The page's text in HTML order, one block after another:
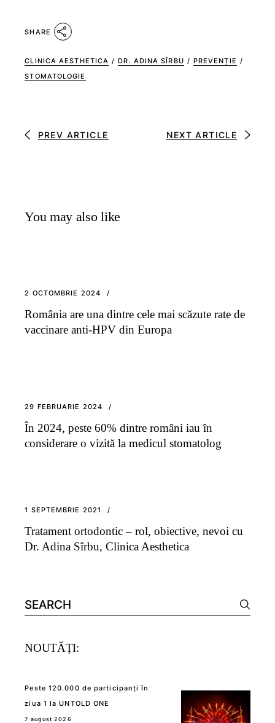
SHARE
CLINICA AESTHETICA / DR. ADINA SÎRBU / PREVENȚIE /
STOMATOLOGIE
PREV ARTICLE NEXT ARTICLE
You may also like
2 OCTOMBRIE 2024
România are una dintre cele mai scăzute rate de
vaccinare anti-HPV din Europa
29 FEBRUARIE 2024
În 2024, peste 60% dintre români iau în
considerare o vizită la medicul stomatolog
1 SEPTEMBRIE 2021
Tratament ortodontic – rol, obiective, nevoi cu
Dr. Adina Sîrbu, Clinica Aesthetica
Search
for:
NOUTĂȚI:
Peste 120.000 de participanți în
ziua 1 la UNTOLD ONE
7 august 2026